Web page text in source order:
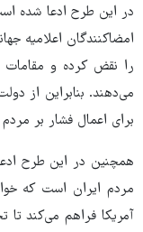
در این طرح ادعا شده
امضاکنندگان اعلامیه
را نقض کرده و
می‌دهند. بنابراین از
برای اعمال فشار بر
همچنین در این طرح
مردم ایران است که
آمریکا فراهم می‌کند تا